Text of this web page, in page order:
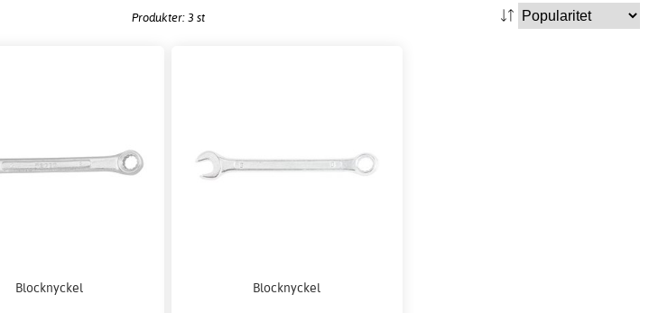
Produkter: 3 st
Blocknyckel Blocknyckel